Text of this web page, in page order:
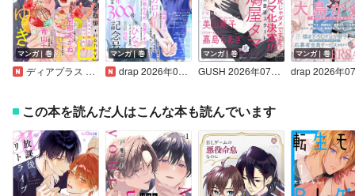
マンガ｜巻
ディアプラス 2026年7月号［期間限定］
マンガ｜巻
drap 2026年08月号
マンガ｜巻
GUSH 2026年07月号
マンガ｜巻
drap 2026年
この本を読んだ人はこんな本も読んでいます